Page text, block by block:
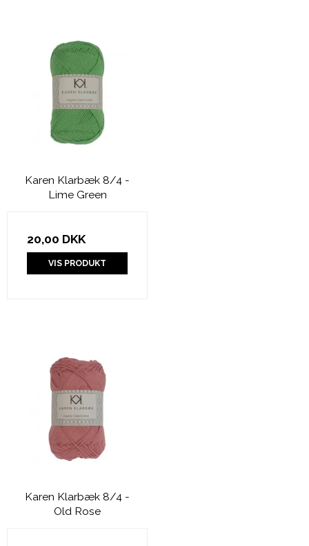
Karen Klarbæk 8/4 -
Lime Green
20,00 DKK
VIS PRODUKT
Karen Klarbæk 8/4 -
Old Rose